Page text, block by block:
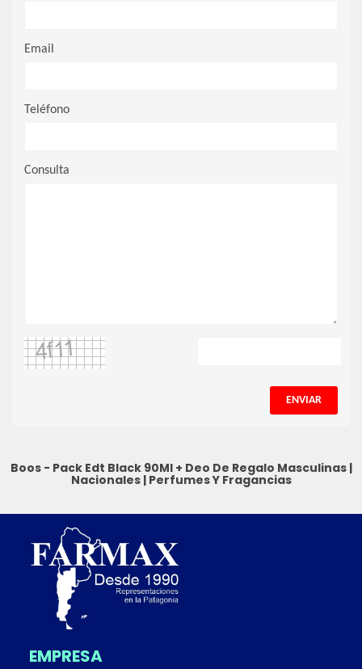
Email
Teléfono
Consulta
ENVIAR
Boos - Pack Edt Black 90Ml + Deo De Regalo Masculinas|
Nacionales| Perfumes Y Fragancias
EMPRESA